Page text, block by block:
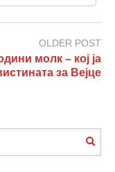
OLDER POST
молк – кој ја
за Вејце